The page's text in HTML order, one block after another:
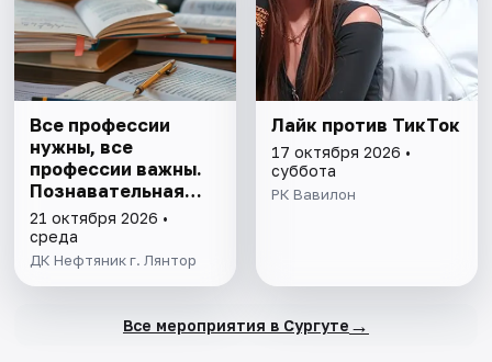
Все профессии
нужны, все
профессии важны.
Познавательная
программа
21 октября 2026 •
среда
ДК Нефтяник г. Лянтор
Лайк против ТикТок
17 октября 2026 •
суббота
РК Вавилон
Все мероприятия в Сургуте →